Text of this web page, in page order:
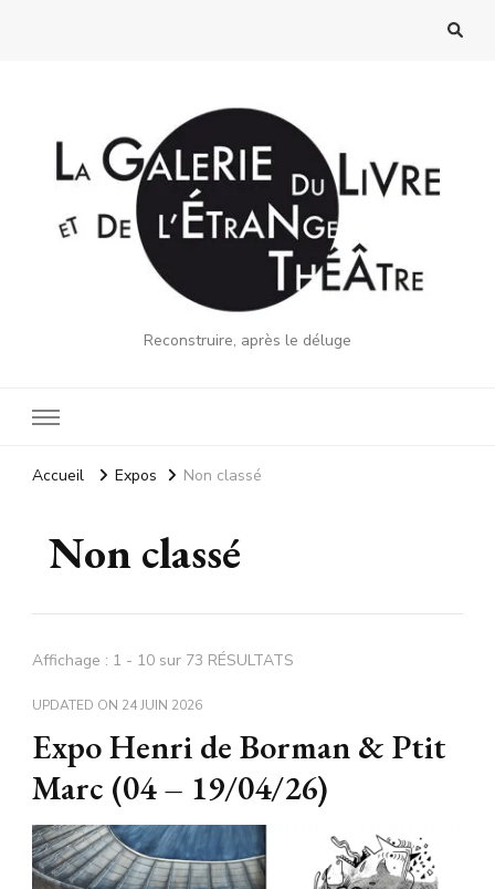
Reconstruire, après le déluge
Accueil Expos Non classé
Non classé
Affichage : 1 - 10 sur 73 RÉSULTATS
UPDATED ON 24 JUIN 2026
Expo Henri de Borman & Ptit
Marc (04 – 19/04/26)